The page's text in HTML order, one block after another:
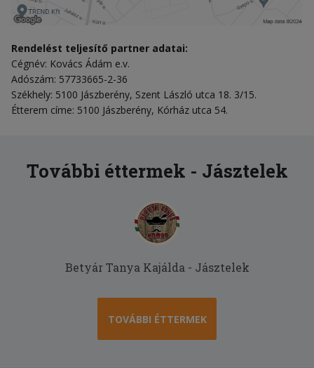
Rendelést teljesítő partner adatai:
Cégnév: Kovács Ádám e.v.
Adószám: 57733665-2-36
Székhely: 5100 Jászberény, Szent László utca 18. 3/15.
Étterem címe: 5100 Jászberény, Kórház utca 54.
További éttermek - Jásztelek
Betyár Tanya Kajálda - Jásztelek
TOVÁBBI ÉTTERMEK